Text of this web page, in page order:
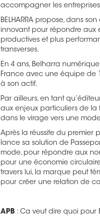
accompagner les
BELHARRA propose, dans
innovant pour répondre aux
productives et plus
transverses.
En 4 ans, Belharra
France avec une équipe de
à son actif.
Par ailleurs, en tant
aux enjeux particuliers de la
dans le virage vers une
Après la réussite du premier
lance sa solution de
mode, pour répondre aux
pour une économie
travers lui, la marque peut
pour créer une relation de
APB : Ca veut dire quoi pour